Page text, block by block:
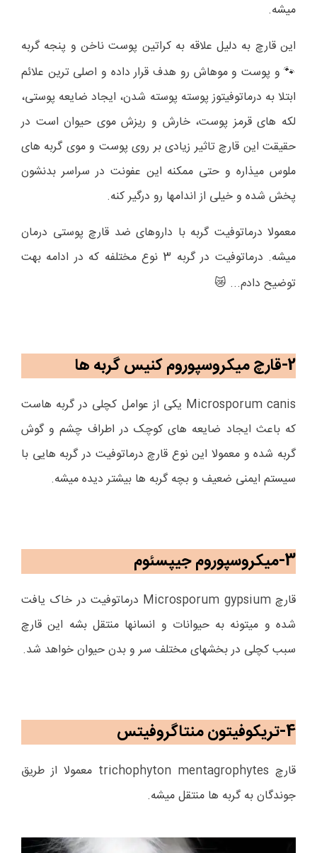
میشه.
این قارچ به دلیل علاقه به کراتین پوست ناخن و پنجه گربه
🐾و پوست و موهاش رو هدف قرار داده و اصلی ترین علائم
ابتلا به درماتوفیتوز پوسته پوسته شدن، ایجاد ضایعه پوستی،
لکه های قرمز پوست، خارش و ریزش موی حیوان است در
حقیقت این قارچ تاثیر زیادی بر روی پوست و موی گربه های
ملوس میذاره و حتی ممکنه این عفونت در سراسر بدنشون
پخش شده و خیلی از اندامها رو درگیر کنه.
معمولا درماتوفیت گربه با داروهای ضد قارچ پوستی درمان
میشه. درماتوفیت در گربه 3 نوع مختلفه که در ادامه بهت
توضیح دادم... 😿
2-قارچ میکروسپوروم کنیس گربه ها
Microsporum canis یکی از عوامل کچلی در گربه هاست
که باعث ایجاد ضایعه های کوچک در اطراف چشم و گوش
گربه شده و معمولا این نوع قارچ درماتوفیت در گربه هایی با
سیستم ایمنی ضعیف و بچه گربه ها بیشتر دیده میشه.
3-میکروسپوروم جیپسئوم
قارچMicrosporum gypsium درماتوفیت در خاک یافت
شده و میتونه به حیوانات و انسانها منتقل بشه این قارچ
سبب کچلی در بخشهای مختلف سر و بدن حیوان خواهد شد.
4-تریکوفیتون منتاگروفیتس
قارچ trichophyton mentagrophytes معمولا از طریق
جوندگان به گربه ها منتقل میشه.